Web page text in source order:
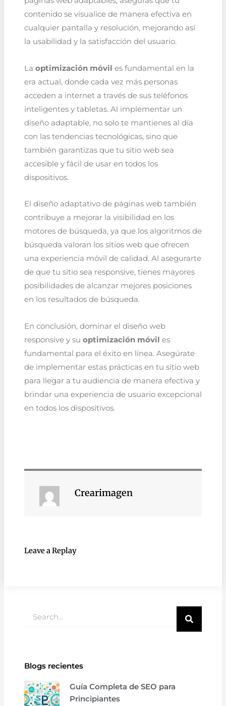
contenido se visualice de manera efectiva en
cualquier pantalla y resolución, mejorando así
la usabilidad y la satisfacción del usuario.
La optimización móvil es fundamental en la
era actual, donde cada vez más personas
acceden a internet a través de sus teléfonos
inteligentes y tabletas. Al implementar un
diseño adaptable, no solo te mantienes al día
con las tendencias tecnológicas, sino que
también garantizas que tu sitio web sea
accesible y fácil de usar en todos los
dispositivos.
El diseño adaptativo de páginas web también
contribuye a mejorar la visibilidad en los
motores de búsqueda, ya que los algoritmos de
búsqueda valoran los sitios web que ofrecen
una experiencia móvil de calidad. Al asegurarte
de que tu sitio sea responsive, tienes mayores
posibilidades de alcanzar mejores posiciones
en los resultados de búsqueda.
En conclusión, dominar el diseño web
responsive y su optimización móvil es
fundamental para el éxito en línea. Asegúrate
de implementar estas prácticas en tu sitio web
para llegar a tu audiencia de manera efectiva y
brindar una experiencia de usuario excepcional
en todos los dispositivos.
Crearimagen
Leave a Replay
Blogs recientes
Guía Completa de SEO para
Principiantes